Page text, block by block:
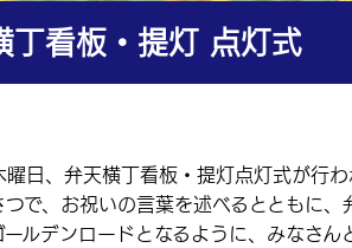
丁看板・提灯 点灯式
日、弁天横丁看板・提灯点灯式が行わ
で、お祝いの言葉を述べるとともに、
ルデンロードとなるように、みなさん